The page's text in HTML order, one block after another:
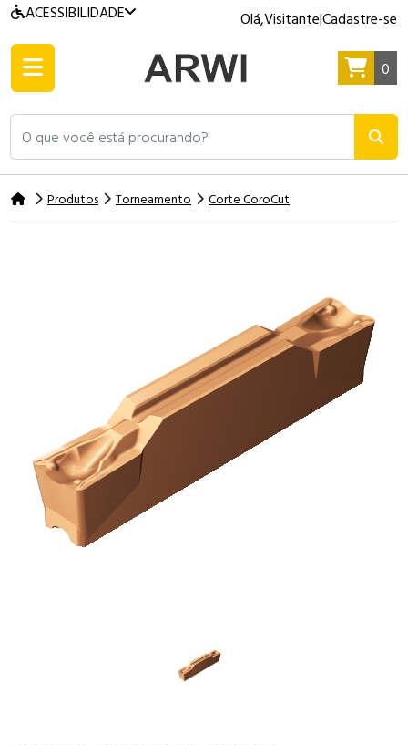
ACESSIBILIDADE Olá,Visitante|Cadastre-se
O que você está procurando?
0
Produtos Torneamento Corte CoroCut